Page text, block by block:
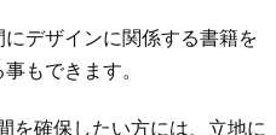
デザインに関係する書籍を
もできます。
を確保したい方には、立地に